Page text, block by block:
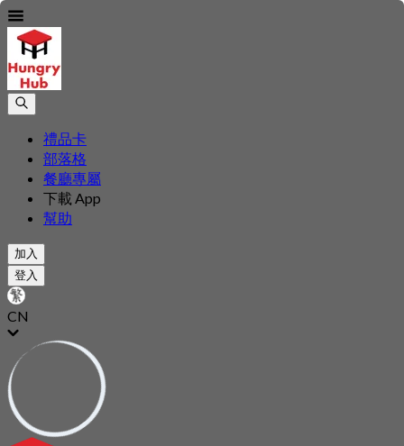
禮品卡
部落格
餐廳專屬
下載 App
幫助
加入
登入
CN